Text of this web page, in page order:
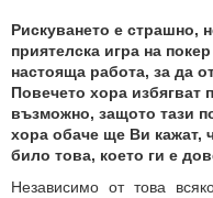
Рискуването е страшно,
приятелска игра на
настояща работа, за да
Повечето хора избягват
възможно, защото тази
хора обаче ще Ви кажат,
било това, което ги е
Независимо от това